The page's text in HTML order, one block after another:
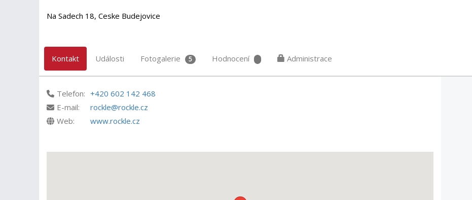
Na Sadech 18, Ceske Budejovice
Kontakt Události Fotogalerie 5 Hodnocení Administrace
Telefon: +420 602 142 468
E-mail:
rockle@rockle.cz
Web:
www.rockle.cz